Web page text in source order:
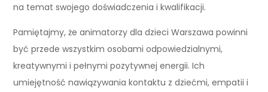
na temat swojego doświadczenia i kwalifikacji.
Pamiętajmy, że animatorzy dla dzieci Warszawa powinni
być przede wszystkim osobami odpowiedzialnymi,
kreatywnymi i pełnymi pozytywnej energii. Ich
umiejętność nawiązywania kontaktu z dziećmi, empatii i